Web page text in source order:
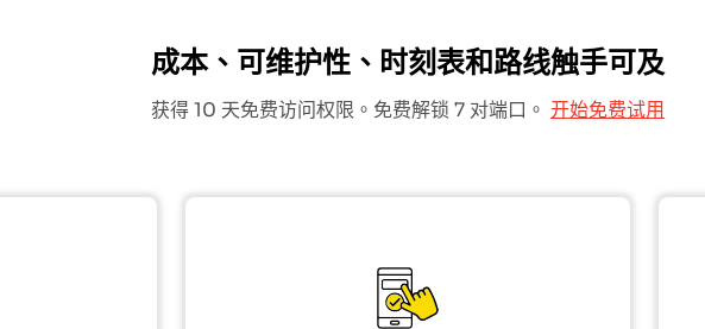
成本、可维护性、时刻表和路线触手可及
获得 10 天免费访问权限。免费解锁 7 对端口。 开始免费试用